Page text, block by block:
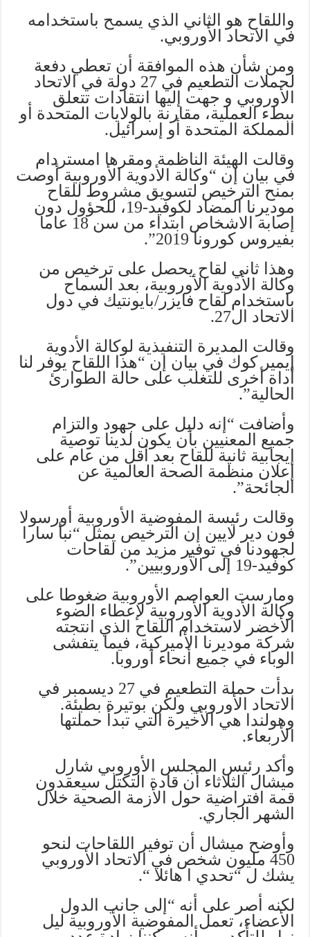
واللقاح هو الثاني الذي يسمح باستخدامه
في الاتحاد الأوروبي.
ومن شأن هذه الموافقة أن تعطي دفعة
لحملات التطعيم في 27 دولة في الاتحاد
الأوروبي و جهت إليها انتقادات تتعلق
ببطء العملية، مقارنة بالولايات المتحدة أو
المملكة المتحدة أو إسرائيل.
وقالت الهيئة الناظمة ومقرها امستردام
في بيان إن “وكالة الأدوية الأوروبية أوصت
بمنح الترخيص لتسويق مشروط للقاح
موديرنا المضاد لكوفيد-19، للحؤول دون
إصابة الاشخاص ابتداء من سن 18 عاما
بفيروس كورونا 2019”.
وهذا ثاني لقاح يحصل على ترخيص من
وكالة الأدوية الأوروبية، بعد السماح
باستخدام لقاح فايزر/بايونتيك في دول
الاتحاد ال27.
وقالت المديرة التنفيذية لوكالة الأدوية
إيمير كوك في بيان إن “هذا اللقاح يوفر لنا
أداة أخرى للتغلب على حالة الطوارئ
الحالية”.
وأضافت “إنه دليل على جهود والتزام
جميع المعنيين بأن يكون لدينا توصية
إيجابية ثانية للقاح بعد أقل من عام على
إعلان منظمة الصحة العالمية عن
الجائحة”.
وقالت رئيسة المفوضية الأوروبية أورسولا
فون دير لايين إن الترخيص يمثل “نبأ سارا
لجهودنا في توفير مزيد من لقاحات
كوفيد-19 إلى الأوروبيين”.
ومارست العواصم الأوروبية ضغوطا على
وكالة الأدوية الأوروبية لإعطاء الضوء
الأخضر لاستخدام اللقاح الذي انتجته
شركة موديرنا الأميركية، فيما يتفشى
الوباء في جميع أنحاء أوروبا.
بدأت حملة التطعيم في 27 ديسمبر في
الاتحاد الأوروبي ولكن بوتيرة بطيئة.
وهولندا هي الأخيرة التي تبدأ حملتها
الأربعاء.
وأكد رئيس المجلس الأوروبي شارل
ميشال الثلاثاء أن قادة التكتل سيعقدون
قمة افتراضية حول الأزمة الصحية خلال
الشهر الجاري.
وأوضح ميشال أن توفير اللقاحات لنحو
450 مليون شخص في الاتحاد الأوروبي
يشك ل “تحدي ا هائلا “.
لكنه أصر على أنه “إلى جانب الدول
الأعضاء، تعمل المفوضية الأوروبية ليل